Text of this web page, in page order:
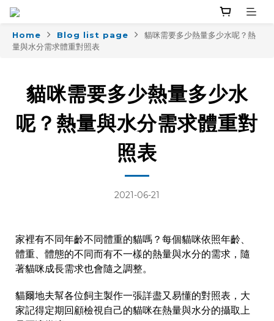
Home Blog list page
貓咪需要多少熱量多少水呢？熱
量與水分需求體重對照表
貓咪需要多少熱量多少水
呢？熱量與水分需求體重對
照表
2021-06-21
家裡有不同年齡不同體重的貓嗎？每個貓咪依照年齡、
體重、體態的不同而有不一樣的熱量與水分的需求，隨
著貓咪成長需求也會隨之調整。
貓爾地夫幫各位飼主製作一張詳盡又易懂的對照表，大
家記得定期回顧檢視自己的貓咪在熱量與水分的攝取上